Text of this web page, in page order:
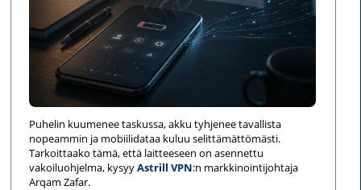
Puhelin kuumenee taskussa, akku tyhjenee tavallista
nopeammin ja mobiilidataa kuluu selittämättömästi.
Tarkoittaako tämä, että laitteeseen on asennettu
vakoiluohjelma, kysyyAstrill VPN:n markkinointijohtaja
Arqam Zafar.